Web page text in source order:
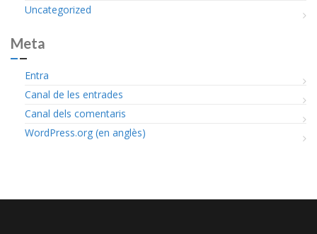
Uncategorized
Meta
Entra
Canal de les entrades
Canal dels comentaris
WordPress.org (en anglès)